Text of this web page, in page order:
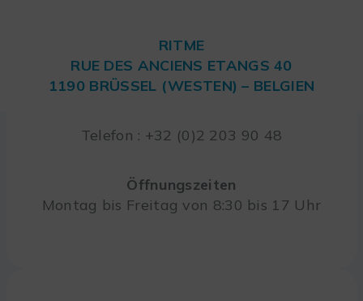
RITME
RUE DES ANCIENS ETANGS 40
1190 BRÜSSEL (WESTEN) – BELGIEN
Telefon : +32 (0)2 203 90 48
Öffnungszeiten
Montag bis Freitag von 8:30 bis 17 Uhr